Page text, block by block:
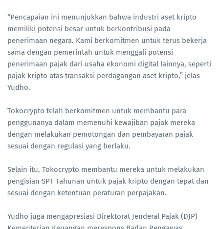
“Pencapaian ini menunjukkan bahwa industri aset kripto
memiliki potensi besar untuk berkontribusi pada
penerimaan negara. Kami berkomitmen untuk terus bekerja
sama dengan pemerintah untuk menggali potensi
penerimaan pajak dari usaha ekonomi digital lainnya, seperti
pajak kripto atas transaksi perdagangan aset kripto,” jelas
Yudho.
Tokocrypto telah berkomitmen untuk membantu para
penggunanya dalam memenuhi kewajiban pajak mereka
dengan melakukan pemotongan dan pembayaran pajak
sesuai dengan regulasi yang berlaku.
Selain itu, Tokocrypto membantu mereka untuk melakukan
pengisian SPT Tahunan untuk pajak kripto dengan tepat dan
sesuai dengan ketentuan peraturan perpajakan.
Yudho juga mengapresiasi Direktorat Jenderal Pajak (DJP)